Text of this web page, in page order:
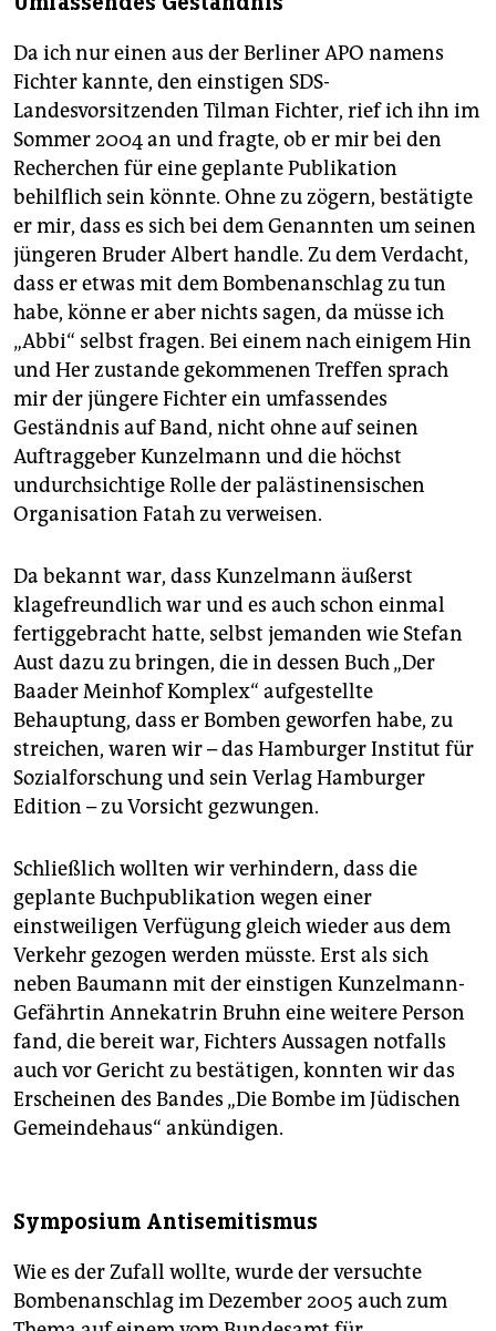
Da ich nur einen aus der Berliner APO namens
Fichter kannte, den einstigen SDS-
Landesvorsitzenden Tilman Fichter, rief ich ihn im
Sommer 2004 an und fragte, ob er mir bei den
Recherchen für eine geplante Publikation
behilflich sein könnte. Ohne zu zögern, bestätigte
er mir, dass es sich bei dem Genannten um seinen
jüngeren Bruder Albert handle. Zu dem Verdacht,
dass er etwas mit dem Bombenanschlag zu tun
habe, könne er aber nichts sagen, da müsse ich
„Abbi“ selbst fragen. Bei einem nach einigem Hin
und Her zustande gekommenen Treffen sprach
mir der jüngere Fichter ein umfassendes
Geständnis auf Band, nicht ohne auf seinen
Auftraggeber Kunzelmann und die höchst
undurchsichtige Rolle der palästinensischen
Organisation Fatah zu verweisen.
Da bekannt war, dass Kunzelmann äußerst
klagefreundlich war und es auch schon einmal
fertiggebracht hatte, selbst jemanden wie Stefan
Aust dazu zu bringen, die in dessen Buch „Der
Baader Meinhof Komplex“ aufgestellte
Behauptung, dass er Bomben geworfen habe, zu
streichen, waren wir – das Hamburger Institut für
Sozialforschung und sein Verlag Hamburger
Edition – zu Vorsicht gezwungen.
Schließlich wollten wir verhindern, dass die
geplante Buchpublikation wegen einer
einstweiligen Verfügung gleich wieder aus dem
Verkehr gezogen werden müsste. Erst als sich
neben Baumann mit der einstigen Kunzelmann-
Gefährtin Annekatrin Bruhn eine weitere Person
fand, die bereit war, Fichters Aussagen notfalls
auch vor Gericht zu bestätigen, konnten wir das
Erscheinen des Bandes „Die Bombe im Jüdischen
Gemeindehaus“ ankündigen.
Symposium Antisemitismus
Wie es der Zufall wollte, wurde der versuchte
Bombenanschlag im Dezember 2005 auch zum